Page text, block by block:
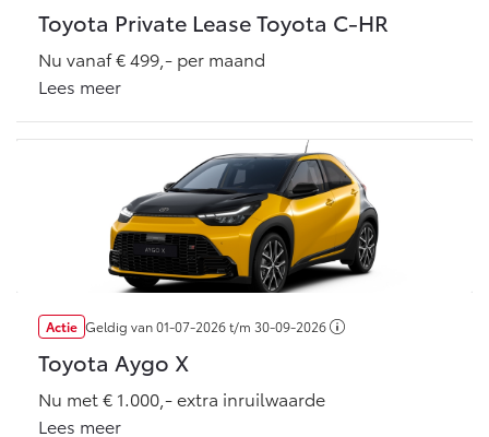
Vanaf € 89.986,-
Toyota Private Lease Toyota C-HR
Nu vanaf € 499,- per maand
Lees meer
Actie Geldig van01-07-2026t/m 30-09-2026
Toyota Aygo X
Nu met € 1.000,- extra inruilwaarde
Lees meer